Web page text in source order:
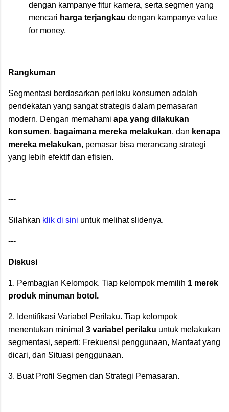
dengan kampanye fitur kamera, serta segmen yang
mencari harga terjangkau dengan kampanye value
for money.
Rangkuman
Segmentasi berdasarkan perilaku konsumen adalah
pendekatan yang sangat strategis dalam pemasaran
modern. Dengan memahami apa yang dilakukan
konsumen, bagaimana mereka melakukan, dan kenapa
mereka melakukan, pemasar bisa merancang strategi
yang lebih efektif dan efisien.
---
Silahkan klik di sini untuk melihat slidenya.
---
Diskusi
1. Pembagian Kelompok. Tiap kelompok memilih 1 merek
produk minuman botol.
2. Identifikasi Variabel Perilaku. Tiap kelompok
menentukan minimal 3 variabel perilaku untuk melakukan
segmentasi, seperti: Frekuensi penggunaan, Manfaat yang
dicari, dan Situasi penggunaan.
3. Buat Profil Segmen dan Strategi Pemasaran.